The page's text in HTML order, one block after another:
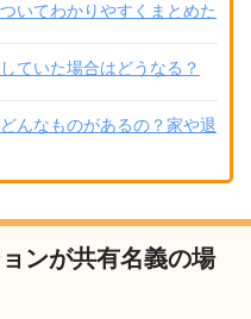
いてわかりやすくまとめた
ていた場合はどうなる？
んなものがあるの？家や退
ンが共有名義の場